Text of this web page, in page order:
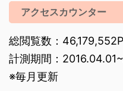
アクセスカウンター
総閲覧数：
計測期間：
※毎月更新